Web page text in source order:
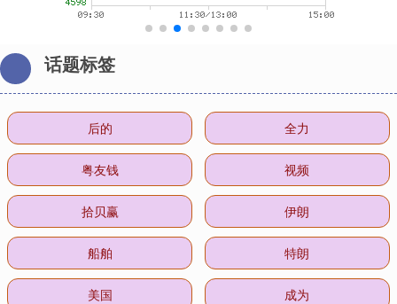
话题标签
后的 全力
粤友钱 视频
拾贝赢 伊朗
船舶 特朗
美国 成为